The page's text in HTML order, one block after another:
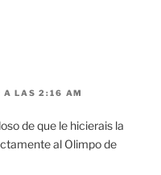
LAS 2:16 AM
de que le hicierais la
al Olimpo de